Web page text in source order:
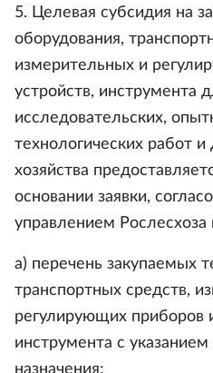
5. Целевая субсидия на
оборудования,
измерительных и
устройств, инструмента
исследовательских,
технологических работ
хозяйства
основании заявки,
управлением
а) перечень закупаемых
транспортных средств,
регулирующих приборов
инструмента с
назначения;